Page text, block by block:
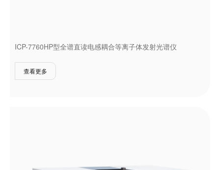
ICP-7760HP型全谱直读电感耦合等离子体发射光谱仪
查看更多